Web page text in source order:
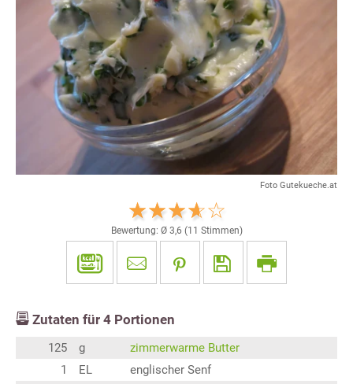
Foto Gutekueche.at
Bewertung: Ø 3,6 (11 Stimmen)
Zutaten für 4 Portionen
125 g
zimmerwarme Butter
1
EL
englischer Senf